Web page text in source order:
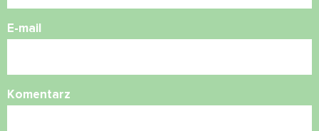
E-mail
Komentarz